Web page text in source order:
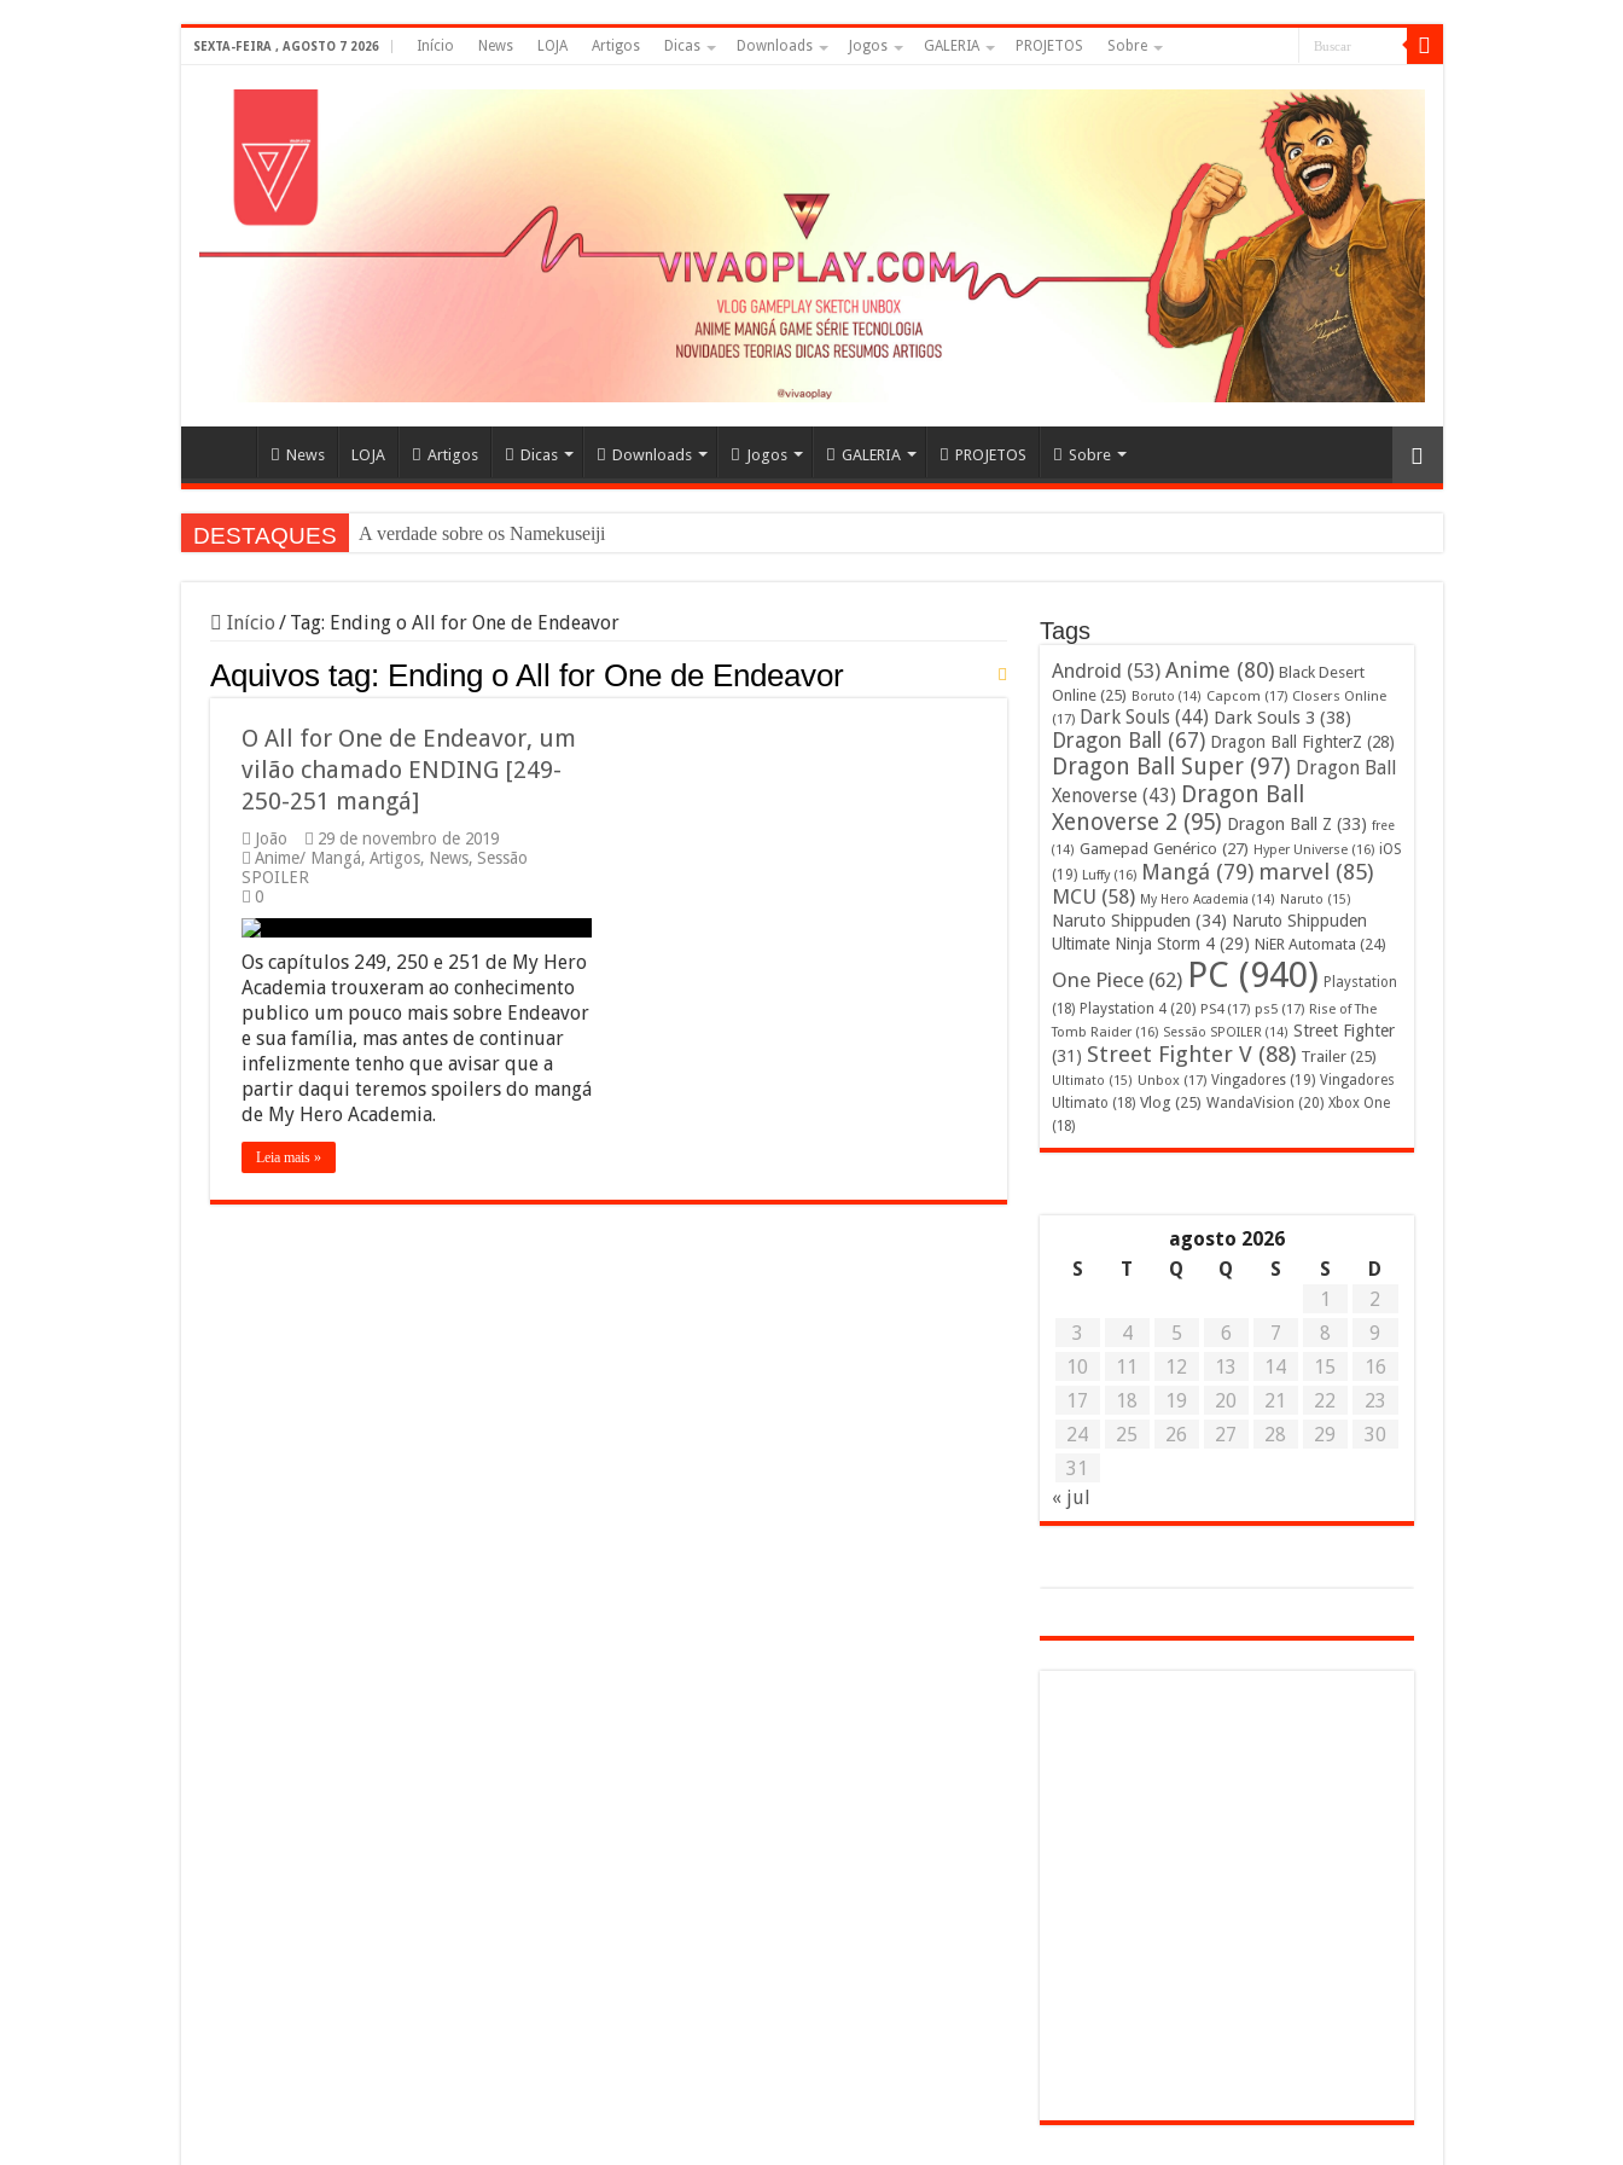
SEXTA-FEIRA , AGOSTO 7 2026 Início News LOJA Artigos Dicas Downloads Jogos GALERIA PROJETOS Sobre
News LOJA Artigos Dicas Downloads Jogos GALERIA PROJETOS Sobre
DESTAQUES A verdade sobre os Namekuseijins – DRAGON B
Início / Tag: Ending o All for One de Endeavor
Aquivos tag: Ending o All for One de Endeavor
O All for One de Endeavor, um
vilão chamado ENDING [249-
250-251 mangá]
João
29 de novembro de 2019
Anime/ Mangá, Artigos, News, Sessão
SPOILER
0
Os capítulos 249, 250 e 251 de My Hero
Academia trouxeram ao conhecimento
publico um pouco mais sobre Endeavor
e sua família, mas antes de continuar
infelizmente tenho que avisar que a
partir daqui teremos spoilers do mangá
de My Hero Academia.
Leia mais »
Tags
Android (53) Anime (80) Black Desert
Online(25) Boruto (14) Capcom (17) Closers Online
(17) Dark Souls(44) Dark Souls 3 (38)
Dragon Ball (67) Dragon Ball FighterZ (28)
Dragon Ball Super(97) Dragon Ball
Xenoverse (43) Dragon Ball
Xenoverse 2 (95) Dragon Ball Z (33) free
(14) Gamepad Genérico (27) Hyper Universe(16) iOS
(19) Luffy(16) Mangá (79) marvel (85)
MCU (58) My Hero Academia (14) Naruto (15)
Naruto Shippuden (34) Naruto Shippuden
Ultimate Ninja Storm 4(29) NiER Automata (24)
One Piece(62) PC (940) Playstation
(18) Playstation 4(20) PS4(17) ps5(17) Rise of The
Tomb Raider(16) Sessão SPOILER(14) Street Fighter
(31) Street Fighter V(88) Trailer(25)
Ultimato (15) Unbox(17) Vingadores(19) Vingadores
Ultimato (18) Vlog (25) WandaVision (20) Xbox One
(18)
agosto 2026
S
T Q Q S S
D
1
2
3
4 5 6 7 8
9
10
11 12 13 14 15
16
17
18 19 20 21 22
23
24
25 26 27 28 29
30
31
« jul